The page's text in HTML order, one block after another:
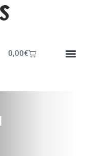
0,00€